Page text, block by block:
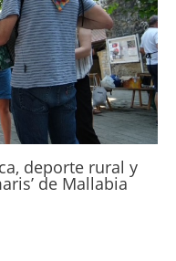
deporte rural y
de Mallabia